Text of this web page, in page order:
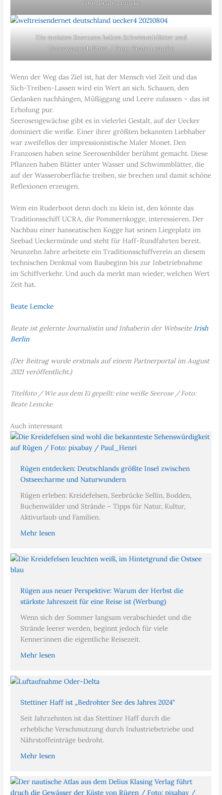
Foto: Beate Lemcke
Die meisten Seerosen haben Schwimmblätter und
Unterwasserblätter / Foto: Beate Lemcke
Wenn der Weg das Ziel ist, hat der Mensch viel Zeit und das
Sich-Treiben-Lassen wird ein Wert an sich. Schauen, den
Gedanken nachhängen, Müßiggang und Leere zulassen – das ist
Erholung pur.
Seerosengewächse gibt es in vielerlei Gestalt, auf der Uecker
dominiert die weiße. Einer ihrer größten bekannten Liebhaber
war zweifellos der impressionistische Maler Monet. Den
Franzosen haben seine Seerosenbilder berühmt gemacht. Diese
Pflanzen haben Blätter unter Wasser und Schwimmblätter, die
auf der Wasseroberfläche treiben, sie brechen und damit schöne
Reflexionen erzeugen.
Wem ein Ruderboot denn doch zu klein ist, den könnte das
Traditionsschiff UCRA, die Pommernkogge, interessieren. Der
Nachbau einer hanseatischen Kogge hat seinen Liegeplatz im
Seebad Ueckermünde und steht für Haff-Rundfahrten bereit.
Neunzehn Jahre arbeitete ein Traditionsschiffverein an diesem
technischen Denkmal vom Baubeginn bis zur Inbetriebnahme
im Schiffverkehr. Und auch da merkt man wieder, welchen Wert
Zeit hat.
Beate Lemcke
Beate ist gelernte Journalistin und Inhaberin der Webseite Irish
Berlin
(Der Beitrag wurde erstmals auf einem Partnerportal im August
2021 veröffentlicht.)
Titelfoto / Wie aus dem Ei gepellt: eine weiße Seerose / Foto:
Beate Lemcke
Auch interessant
Rügen entdecken: Deutschlands größte Insel zwischen
Ostseecharme und Naturwundern
Rügen erleben: Kreidefelsen, Seebrücke Sellin, Bodden,
Buchenwälder und Strände – Tipps für Natur, Kultur,
Aktivurlaub und Familien.
Mehr lesen
Rügen aus neuer Perspektive: Warum der Herbst die
stärkste Jahreszeit für eine Reise ist (Werbung)
Wenn sich der Sommer langsam verabschiedet und die
Strände leerer werden, beginnt jedoch für viele
Kenner:innen die eigentliche Reisezeit.
Mehr lesen
Stettiner Haff ist „Bedrohter See des Jahres 2024“
Seit Jahrzehnten ist das Stettiner Haff durch die
erhebliche Verschmutzung durch Industriebetriebe und
Nährstoffeinträge bedroht.
Mehr lesen